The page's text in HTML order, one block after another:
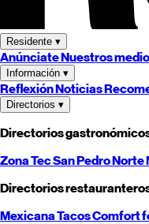
Residente ▾
AnúnciateNuestros
Información ▾
ReflexiónNoticias
Directorios ▾
Directorios
Zona TecSan PedroNorte
Directorios
MexicanaTacosComfort